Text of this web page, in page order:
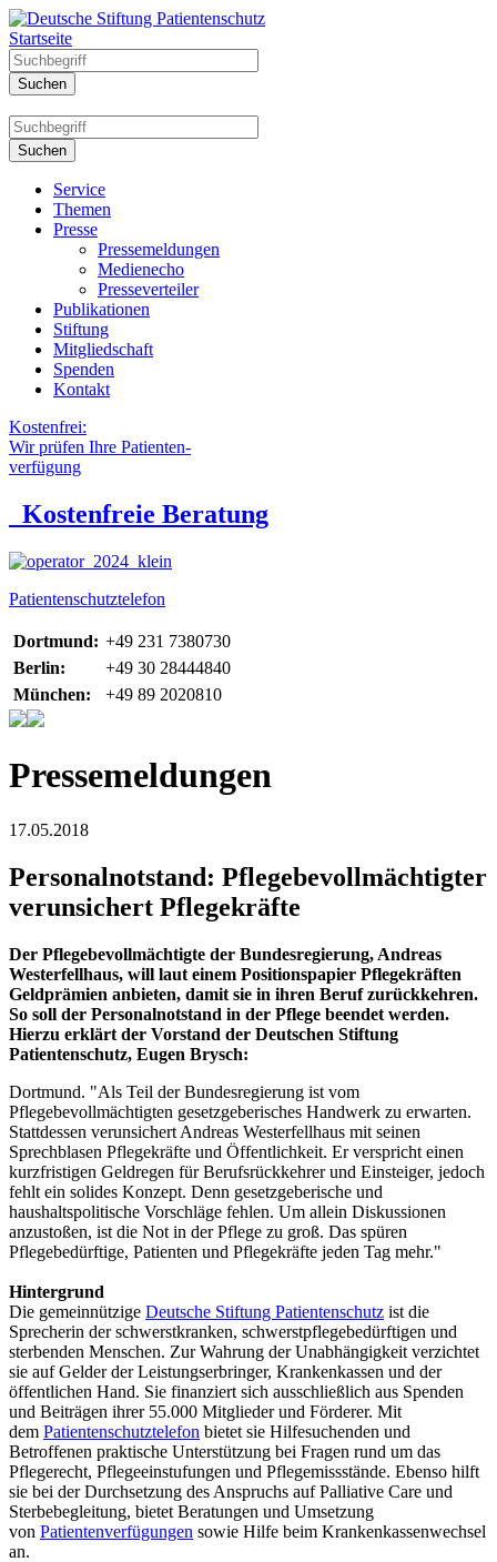
Startseite
Service
Themen
Presse
Pressemeldungen
Medienecho
Presseverteiler
Publikationen
Stiftung
Mitgliedschaft
Spenden
Kontakt
Kostenfrei:
Wir prüfen Ihre Patienten-
verfügung
Kostenfreie Beratung
Patientenschutztelefon
Dortmund: +49 231 7380730
Berlin:
+49 30 28444840
München:
+49 89 2020810
Pressemeldungen
17.05.2018
Personalnotstand: Pflegebevollmächtigter
verunsichert Pflegekräfte
Der Pflegebevollmächtigte der Bundesregierung, Andreas
Westerfellhaus, will laut einem Positionspapier Pflegekräften
Geldprämien anbieten, damit sie in ihren Beruf zurückkehren.
So soll der Personalnotstand in der Pflege beendet werden.
Hierzu erklärt der Vorstand der Deutschen Stiftung
Patientenschutz, Eugen Brysch:
Dortmund. "Als Teil der Bundesregierung ist vom
Pflegebevollmächtigten gesetzgeberisches Handwerk zu erwarten.
Stattdessen verunsichert Andreas Westerfellhaus mit seinen
Sprechblasen Pflegekräfte und Öffentlichkeit. Er verspricht einen
kurzfristigen Geldregen für Berufsrückkehrer und Einsteiger, jedoch
fehlt ein solides Konzept. Denn gesetzgeberische und
haushaltspolitische Vorschläge fehlen. Um allein Diskussionen
anzustoßen, ist die Not in der Pflege zu groß. Das spüren
Pflegebedürftige, Patienten und Pflegekräfte jeden Tag mehr."
Hintergrund
Die gemeinnützige Deutsche Stiftung Patientenschutz ist die
Sprecherin der schwerstkranken, schwerstpflegebedürftigen und
sterbenden Menschen. Zur Wahrung der Unabhängigkeit verzichtet
sie auf Gelder der Leistungserbringer, Krankenkassen und der
öffentlichen Hand. Sie finanziert sich ausschließlich aus Spenden
und Beiträgen ihrer 55.000 Mitglieder und Förderer. Mit
dem Patientenschutztelefon bietet sie Hilfesuchenden und
Betroffenen praktische Unterstützung bei Fragen rund um das
Pflegerecht, Pflegeeinstufungen und Pflegemissstände. Ebenso hilft
sie bei der Durchsetzung des Anspruchs auf Palliative Care und
Sterbebegleitung, bietet Beratungen und Umsetzung
von Patientenverfügungen sowie Hilfe beim Krankenkassenwechsel
an.